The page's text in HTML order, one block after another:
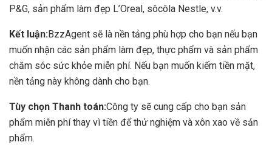
P&G, sản phẩm làm đẹp L’Oreal, sôcôla Nestle, v.v.
Kết luận:BzzAgent sẽ là nền tảng phù hợp cho bạn nếu bạn
muốn nhận các sản phẩm làm đẹp, thực phẩm và sản phẩm
chăm sóc sức khỏe miễn phí. Nếu bạn muốn kiếm tiền mặt,
nền tảng này không dành cho bạn.
Tùy chọn Thanh toán:Công ty sẽ cung cấp cho bạn sản
phẩm miễn phí thay vì tiền để thử nghiệm và xôn xao về sản
phẩm.